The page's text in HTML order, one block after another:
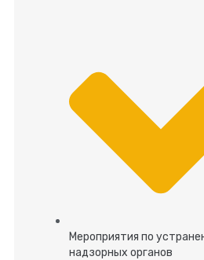
Мероприятия по
надзорных органов